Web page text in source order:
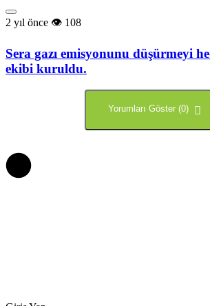
2 yıl önce 108
Sera gazı emisyonunu düşürmeyi
ekibi kuruldu.
Yorumları Göster (0)